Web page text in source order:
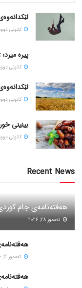
كانونی دووه‌م 19,
پیره
كانونی دووه‌م 16,
كانونی دووه‌م 20,
بینینی
كانونی دووه‌م 21,
Recent News
هەفتەنامەی جام کوردی
ته‌مموز 28, 2026
ته‌مموز 14, 2026